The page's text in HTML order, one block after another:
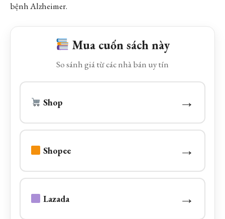
bệnh Alzheimer.
Mua cuốn sách này
So sánh giá từ các nhà bán uy tín
Shop →
Shopee →
Lazada →